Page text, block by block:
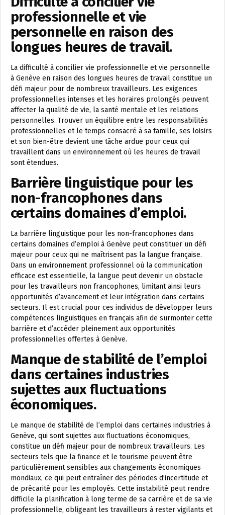
professionnelle et vie
personnelle en raison des
longues heures de travail.
La difficulté à concilier vie professionnelle et vie personnelle
à Genève en raison des longues heures de travail constitue un
défi majeur pour de nombreux travailleurs. Les exigences
professionnelles intenses et les horaires prolongés peuvent
affecter la qualité de vie, la santé mentale et les relations
personnelles. Trouver un équilibre entre les responsabilités
professionnelles et le temps consacré à sa famille, ses loisirs
et son bien-être devient une tâche ardue pour ceux qui
travaillent dans un environnement où les heures de travail
sont étendues.
Barrière linguistique pour les
non-francophones dans
certains domaines d’emploi.
La barrière linguistique pour les non-francophones dans
certains domaines d’emploi à Genève peut constituer un défi
majeur pour ceux qui ne maîtrisent pas la langue française.
Dans un environnement professionnel où la communication
efficace est essentielle, la langue peut devenir un obstacle
pour les travailleurs non francophones, limitant ainsi leurs
opportunités d’avancement et leur intégration dans certains
secteurs. Il est crucial pour ces individus de développer leurs
compétences linguistiques en français afin de surmonter cette
barrière et d’accéder pleinement aux opportunités
professionnelles offertes à Genève.
Manque de stabilité de l’emploi
dans certaines industries
sujettes aux fluctuations
économiques.
Le manque de stabilité de l’emploi dans certaines industries à
Genève, qui sont sujettes aux fluctuations économiques,
constitue un défi majeur pour de nombreux travailleurs. Les
secteurs tels que la finance et le tourisme peuvent être
particulièrement sensibles aux changements économiques
mondiaux, ce qui peut entraîner des périodes d’incertitude et
de précarité pour les employés. Cette instabilité peut rendre
difficile la planification à long terme de sa carrière et de sa vie
professionnelle, obligeant les travailleurs à rester vigilants et